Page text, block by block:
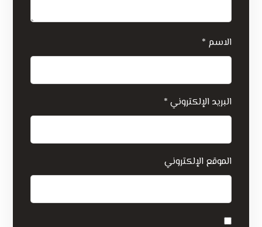
الاسم *
البريد الإلكتروني *
الموقع الإلكتروني